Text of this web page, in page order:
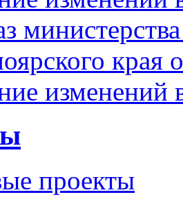
изменений
проекты